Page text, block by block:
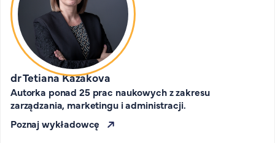
dr Tetiana Kazakova
Autorka ponad 25 prac naukowych z zakresu
zarządzania, marketingu i administracji.
Poznaj wykładowcę